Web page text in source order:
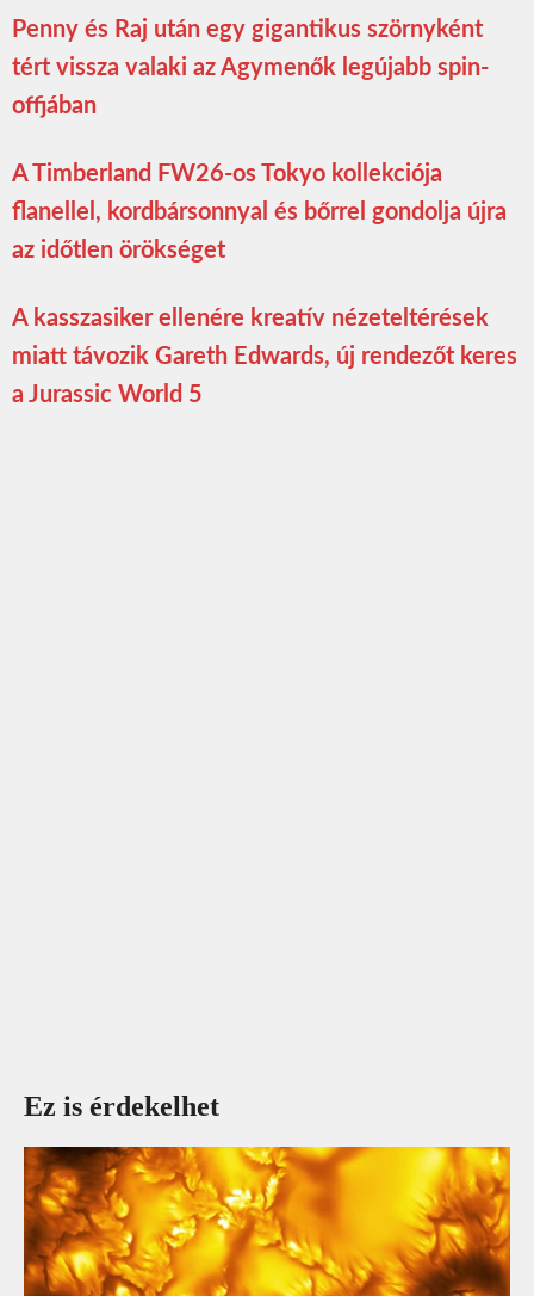
Penny és Raj után egy gigantikus szörnyként
tért vissza valaki az Agymenők legújabb spin-
offjában
A Timberland FW26-os Tokyo kollekciója
flanellel, kordbársonnyal és bőrrel gondolja újra
az időtlen örökséget
A kasszasiker ellenére kreatív nézeteltérések
miatt távozik Gareth Edwards, új rendezőt keres
a Jurassic World 5
Ez is érdekelhet